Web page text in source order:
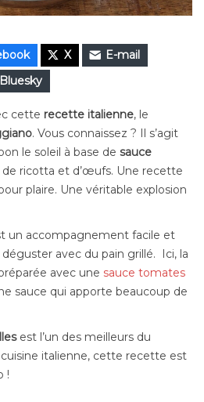
X
E-mail
Bluesky
cette recette italienne, le
. Vous connaissez ? Il s’agit
le soleil à base de sauce
de ricotta et d’œufs. Une recette
plaire. Une véritable explosion
un accompagnement facile et
avec du pain grillé. Ici, la
avec une sauce tomates
sauce qui apporte beaucoup de
est l’un des meilleurs du
italienne, cette recette est
!